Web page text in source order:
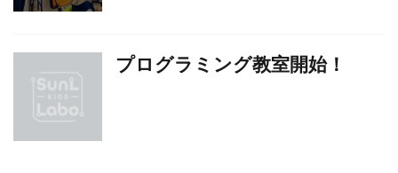
プログラミング教室開始！